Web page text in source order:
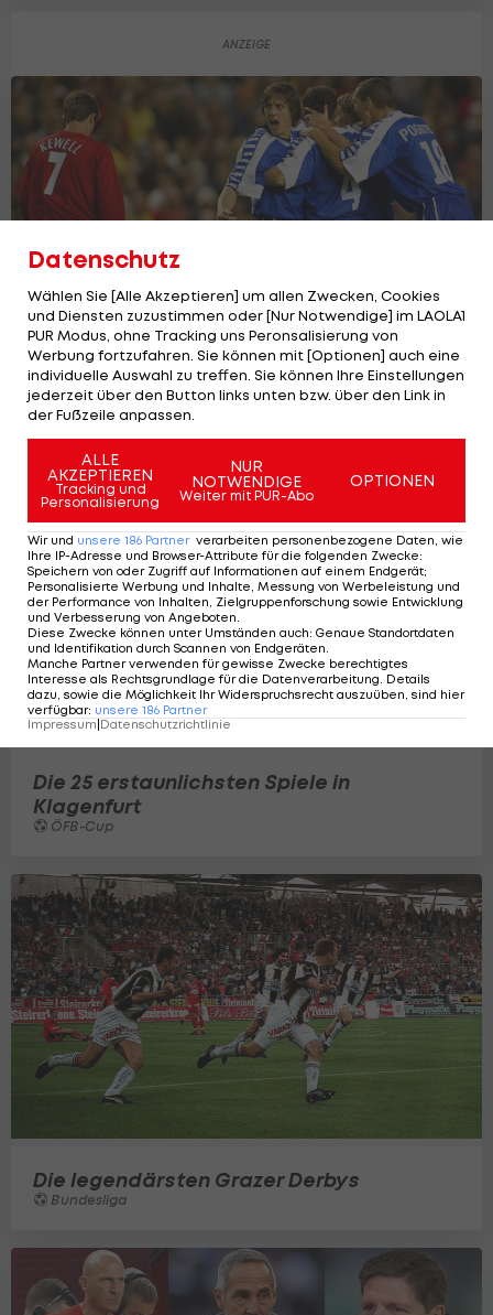
FC Liverpool: Erinnerungen an das
"Jahrhundertspiel" des GAK
Champions League
Die 25 erstaunlichsten Spiele in
Klagenfurt
ÖFB-Cup
Die legendärsten Grazer Derbys
Bundesliga
Datenschutz
Wählen Sie [Alle Akzeptieren] um allen Zwecken, Cookies
und Diensten zuzustimmen oder [Nur Notwendige] im LAOLA1
PUR Modus, ohne Tracking uns Peronsalisierung von
Werbung fortzufahren. Sie können mit [Optionen] auch eine
individuelle Auswahl zu treffen. Sie können Ihre Einstellungen
jederzeit über den Button links unten bzw. über den Link in
der Fußzeile anpassen.
ALLE
AKZEPTIEREN
Tracking und
Personalisierung
NUR
NOTWENDIGE
Weiter mit PUR-Abo
OPTIONEN
Wir und unsere 186 Partner verarbeiten personenbezogene Daten, wie
Ihre IP-Adresse und Browser-Attribute für die folgenden Zwecke:
Speichern von oder Zugriff auf Informationen auf einem Endgerät;
Personalisierte Werbung und Inhalte, Messung von Werbeleistung und
der Performance von Inhalten, Zielgruppenforschung sowie Entwicklung
und Verbesserung von Angeboten.
Diese Zwecke können unter Umständen auch: Genaue Standortdaten
und Identifikation durch Scannen von Endgeräten.
Manche Partner verwenden für gewisse Zwecke berechtigtes
Interesse als Rechtsgrundlage für die Datenverarbeitung. Details
dazu, sowie die Möglichkeit Ihr Widerspruchsrecht auszuüben, sind hier
verfügbar: unsere 186 Partner
Impressum Datenschutzrichtlinie